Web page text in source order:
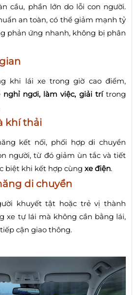
cầu, phần lớn do lỗi con người.
an toàn, có thể giảm mạnh tỷ
phản ứng nhanh, không bị phân
khi lái xe trong giờ cao điểm,
nghỉ ngơi, làm việc, giải trítrong
khí thải
kết nối, phối hợp di chuyển
người, từ đó giảm ùn tắc và tiết
biệt khi kết hợp cùng xe điện.
di chuyển
khuyết tật hoặc trẻ vị thành
xe tự lái mà không cần bằng lái,
cận giao thông.